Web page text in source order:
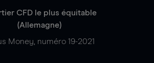
CFD le plus équitable
(Allemagne)
Money, numéro 19-2021